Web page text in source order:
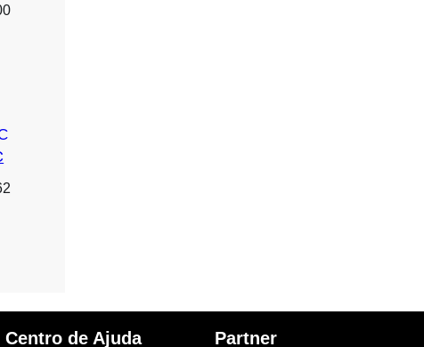
Price
Centro de Ajuda Partner